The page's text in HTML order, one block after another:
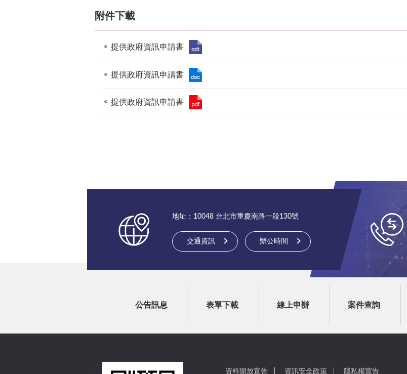
附件下載
提供政府資訊申請書
提供政府資訊申請書
提供政府資訊申請書
地址：10048 台北市重慶南路一段130號
交通資訊 辦公時間
公告訊息 表單下載 線上申辦 案件查詢
資料開放宣告 資訊安全政策 隱私權宣告